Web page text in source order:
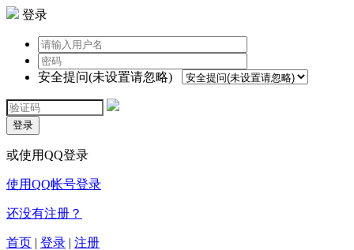
登录
安全提问(未设置请忽略)
登录
或使用QQ登录
使用QQ帐号登录
还没有注册？
首页 | 登录 | 注册